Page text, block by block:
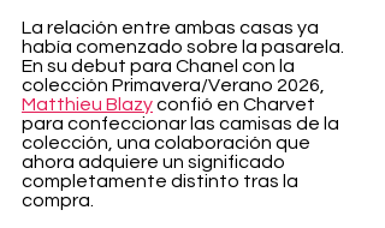
La relación entre ambas casas ya
había comenzado sobre la pasarela.
En su debut para Chanel con la
colección Primavera/Verano 2026,
Matthieu Blazy confió en Charvet
para confeccionar las camisas de la
colección, una colaboración que
ahora adquiere un significado
completamente distinto tras la
compra.